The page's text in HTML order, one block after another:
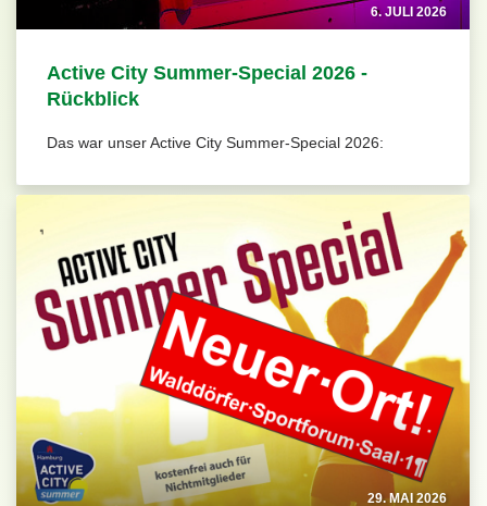
6. JULI 2026
Active City Summer-Special 2026 -
Rückblick
Das war unser Active City Summer-Special 2026:
29. MAI 2026